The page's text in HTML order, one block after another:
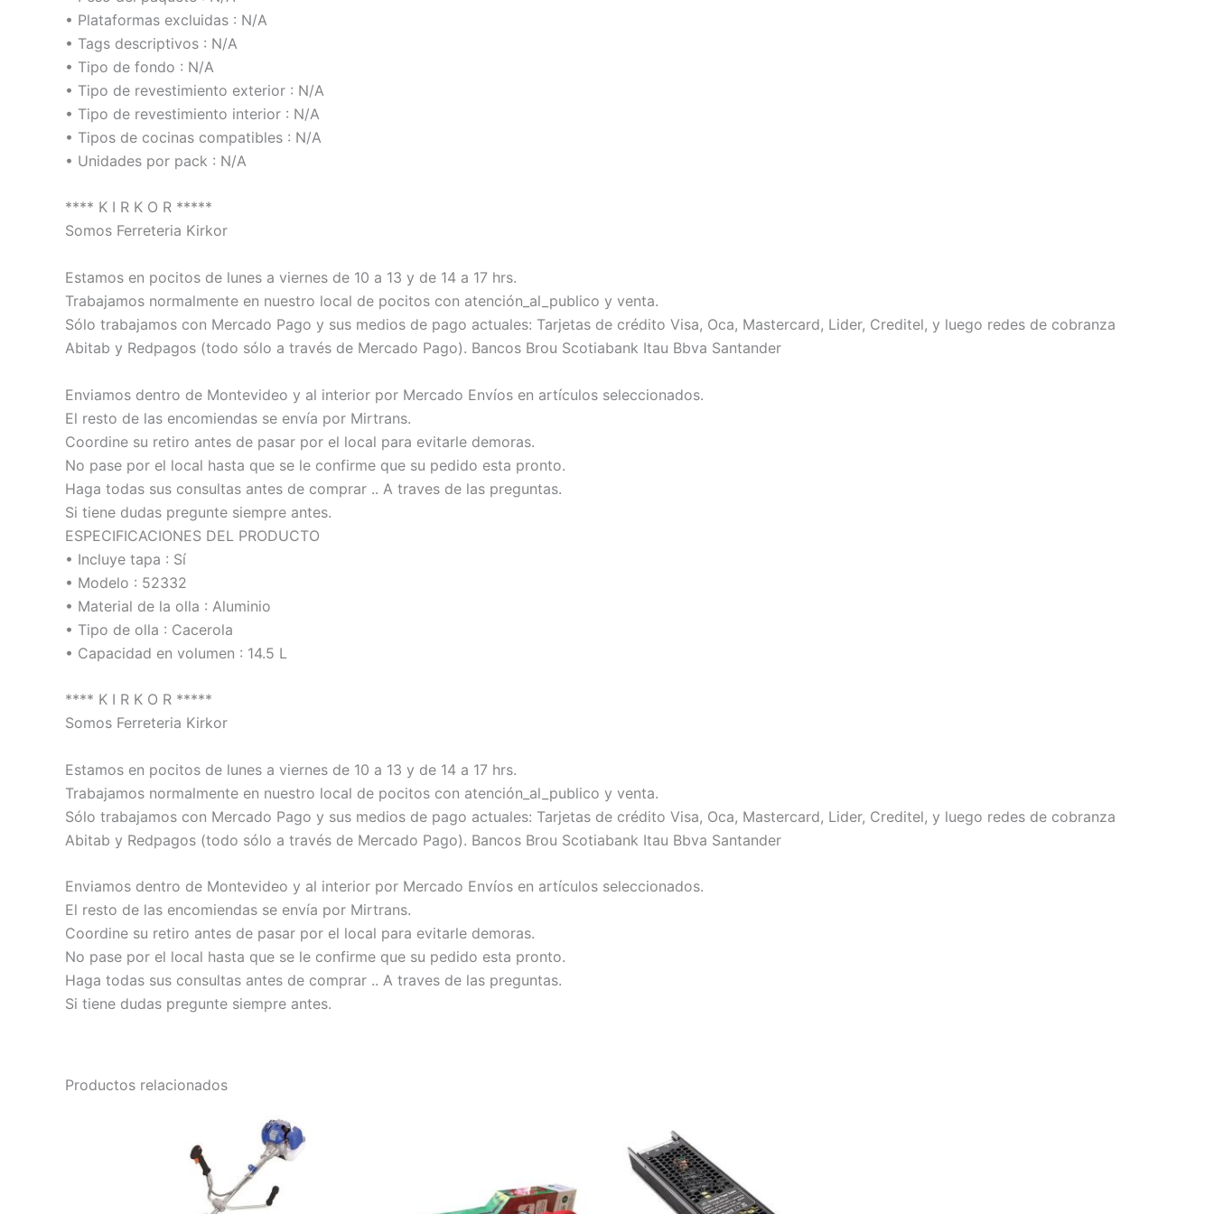
• Plataformas excluidas : N/A
• Tags descriptivos : N/A
• Tipo de fondo : N/A
• Tipo de revestimiento exterior : N/A
• Tipo de revestimiento interior : N/A
• Tipos de cocinas compatibles : N/A
• Unidades por pack : N/A
**** K I R K O R *****
Somos Ferreteria Kirkor
Estamos en pocitos de lunes a viernes de 10 a 13 y de 14 a 17 hrs.
Trabajamos normalmente en nuestro local de pocitos con atención_al_publico y venta.
Sólo trabajamos con Mercado Pago y sus medios de pago actuales: Tarjetas de crédito Visa, Oca, Mastercard, Lider, Creditel, y luego redes de cobranza
Abitab y Redpagos (todo sólo a través de Mercado Pago). Bancos Brou Scotiabank Itau Bbva Santander
Enviamos dentro de Montevideo y al interior por Mercado Envíos en artículos seleccionados.
El resto de las encomiendas se envía por Mirtrans.
Coordine su retiro antes de pasar por el local para evitarle demoras.
No pase por el local hasta que se le confirme que su pedido esta pronto.
Haga todas sus consultas antes de comprar .. A traves de las preguntas.
Si tiene dudas pregunte siempre antes.
ESPECIFICACIONES DEL PRODUCTO
• Incluye tapa : Sí
• Modelo : 52332
• Material de la olla : Aluminio
• Tipo de olla : Cacerola
• Capacidad en volumen : 14.5 L
**** K I R K O R *****
Somos Ferreteria Kirkor
Estamos en pocitos de lunes a viernes de 10 a 13 y de 14 a 17 hrs.
Trabajamos normalmente en nuestro local de pocitos con atención_al_publico y venta.
Sólo trabajamos con Mercado Pago y sus medios de pago actuales: Tarjetas de crédito Visa, Oca, Mastercard, Lider, Creditel, y luego redes de cobranza
Abitab y Redpagos (todo sólo a través de Mercado Pago). Bancos Brou Scotiabank Itau Bbva Santander
Enviamos dentro de Montevideo y al interior por Mercado Envíos en artículos seleccionados.
El resto de las encomiendas se envía por Mirtrans.
Coordine su retiro antes de pasar por el local para evitarle demoras.
No pase por el local hasta que se le confirme que su pedido esta pronto.
Haga todas sus consultas antes de comprar .. A traves de las preguntas.
Si tiene dudas pregunte siempre antes.
Productos relacionados